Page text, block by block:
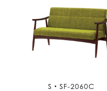
S・SF-2060C